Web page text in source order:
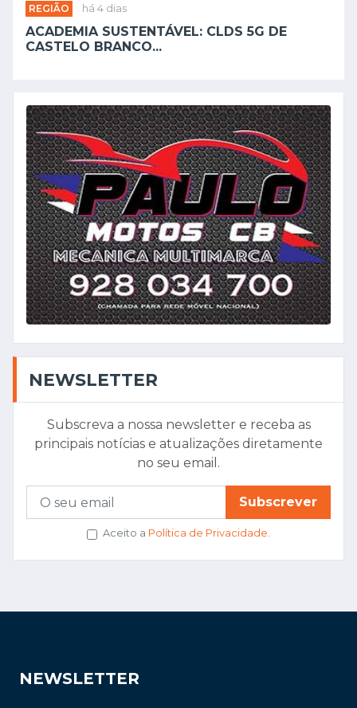
REGIÃO há 4 dias
ACADEMIA SUSTENTÁVEL: CLDS 5G DE
CASTELO BRANCO...
NEWSLETTER
Subscreva a nossa newsletter e receba as
principais notícias e atualizações diretamente
no seu email.
Subscrever
Aceito a Política de Privacidade.
NEWSLETTER